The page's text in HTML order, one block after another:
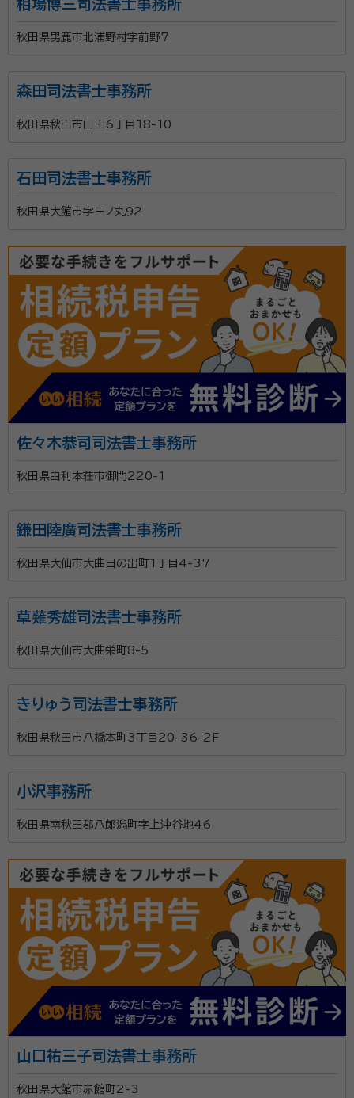
相場博三司法書士事務所
秋田県男鹿市北浦野村字前野7
森田司法書士事務所
秋田県秋田市山王6丁目18-10
石田司法書士事務所
秋田県大館市字三ノ丸92
佐々木恭司司法書士事務所
秋田県由利本荘市御門220-1
鎌田陸廣司法書士事務所
秋田県大仙市大曲日の出町1丁目4-37
草薙秀雄司法書士事務所
秋田県大仙市大曲栄町8-5
きりゅう司法書士事務所
秋田県秋田市八橋本町3丁目20-36-2Ｆ
小沢事務所
秋田県南秋田郡八郎潟町字上沖谷地46
山口祐三子司法書士事務所
秋田県大館市赤館町2-3